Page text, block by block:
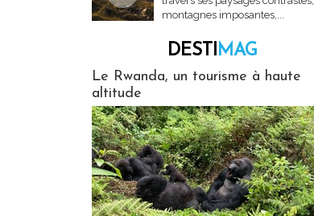
montagnes imposantes,...
DESTIMAG
Le Rwanda, un tourisme à haute
altitude